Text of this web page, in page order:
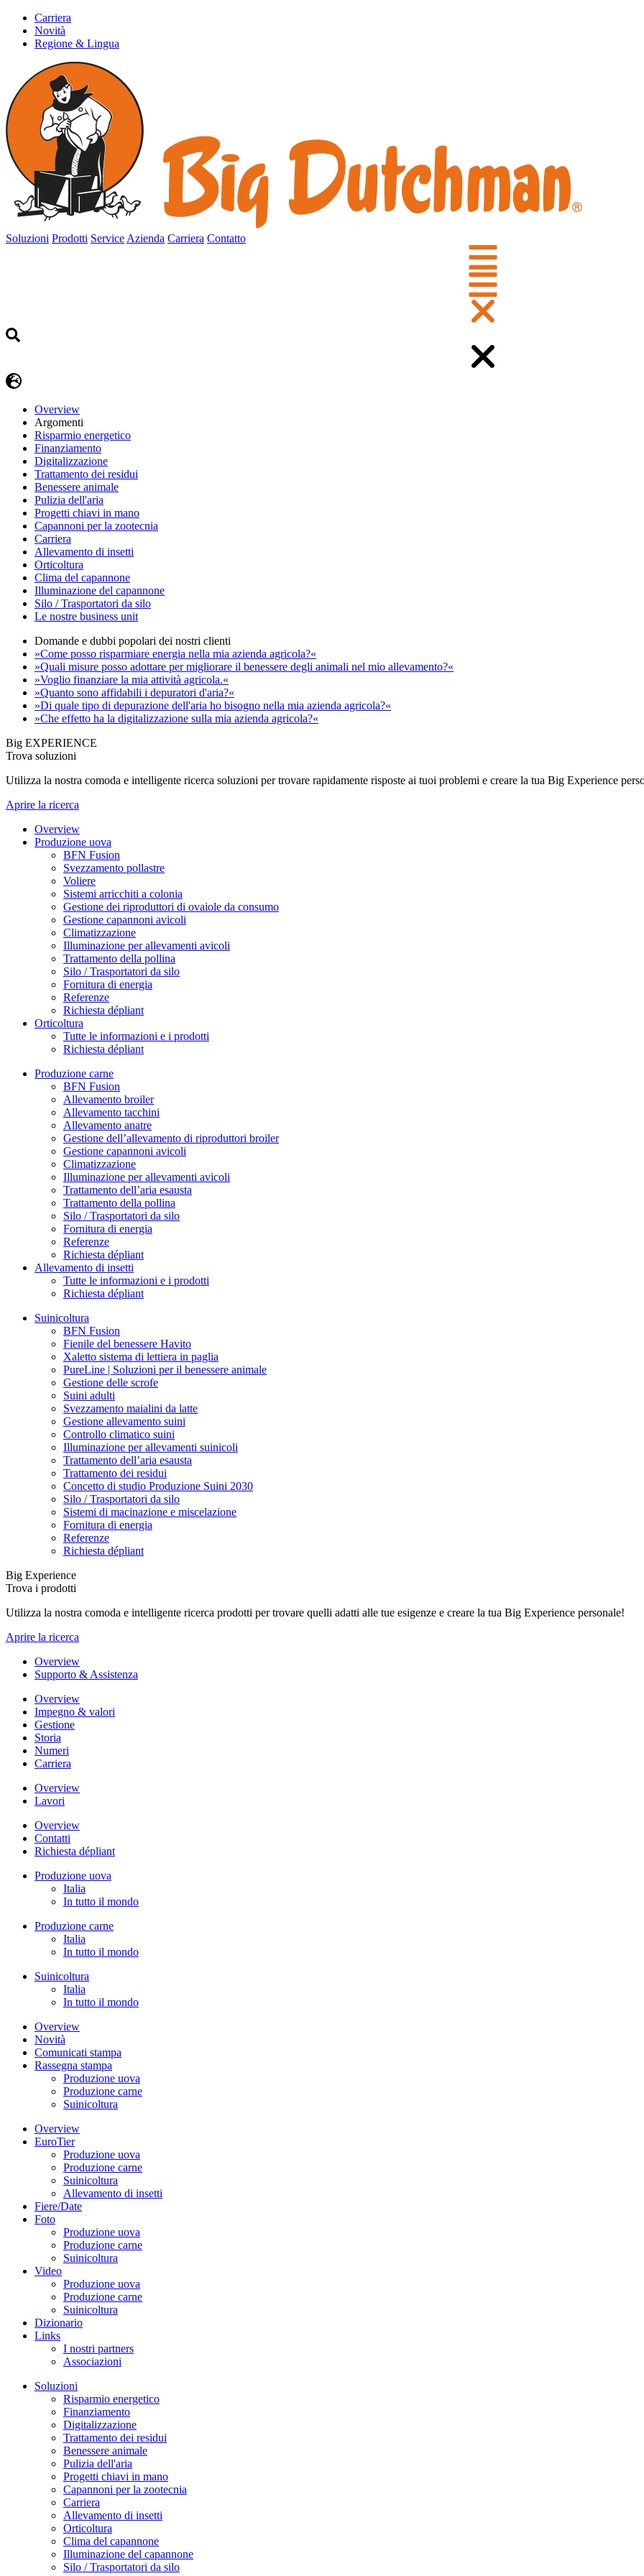
Carriera
Novità
Regione & Lingua
Soluzioni Prodotti Service Azienda Carriera Contatto
Overview
Argomenti
Risparmio energetico
Finanziamento
Digitalizzazione
Trattamento dei residui
Benessere animale
Pulizia dell'aria
Progetti chiavi in mano
Capannoni per la zootecnia
Carriera
Allevamento di insetti
Orticoltura
Clima del capannone
Illuminazione del capannone
Silo / Trasportatori da silo
Le nostre business unit
Domande e dubbi popolari dei nostri clienti
»Come posso risparmiare energia nella mia azienda agricola?«
»Quali misure posso adottare per migliorare il benessere degli animali nel mio allevamento?«
»Voglio finanziare la mia attività agricola.«
»Quanto sono affidabili i depuratori d'aria?«
»Di quale tipo di depurazione dell'aria ho bisogno nella mia azienda agricola?«
»Che effetto ha la digitalizzazione sulla mia azienda agricola?«
Big EXPERIENCE
Trova soluzioni
Utilizza la nostra comoda e intelligente ricerca soluzioni per trovare rapidamente risposte ai tuoi problemi e creare la tua Big Experience
Aprire la ricerca
Overview
Produzione uova
BFN Fusion
Svezzamento pollastre
Voliere
Sistemi arricchiti a colonia
Gestione dei riproduttori di ovaiole da consumo
Gestione capannoni avicoli
Climatizzazione
Illuminazione per allevamenti avicoli
Trattamento della pollina
Silo / Trasportatori da silo
Fornitura di energia
Referenze
Richiesta dépliant
Orticoltura
Tutte le informazioni e i prodotti
Richiesta dépliant
Produzione carne
BFN Fusion
Allevamento broiler
Allevamento tacchini
Allevamento anatre
Gestione dell’allevamento di riproduttori broiler
Gestione capannoni avicoli
Climatizzazione
Illuminazione per allevamenti avicoli
Trattamento dell’aria esausta
Trattamento della pollina
Silo / Trasportatori da silo
Fornitura di energia
Referenze
Richiesta dépliant
Allevamento di insetti
Tutte le informazioni e i prodotti
Richiesta dépliant
Suinicoltura
BFN Fusion
Fienile del benessere Havito
Xaletto sistema di lettiera in paglia
PureLine | Soluzioni per il benessere animale
Gestione delle scrofe
Suini adulti
Svezzamento maialini da latte
Gestione allevamento suini
Controllo climatico suini
Illuminazione per allevamenti suinicoli
Trattamento dell’aria esausta
Trattamento dei residui
Concetto di studio Produzione Suini 2030
Silo / Trasportatori da silo
Sistemi di macinazione e miscelazione
Fornitura di energia
Referenze
Richiesta dépliant
Big Experience
Trova i prodotti
Utilizza la nostra comoda e intelligente ricerca prodotti per trovare quelli adatti alle tue esigenze e creare la tua Big Experience personale!
Aprire la ricerca
Overview
Supporto & Assistenza
Overview
Impegno & valori
Gestione
Storia
Numeri
Carriera
Overview
Lavori
Overview
Contatti
Richiesta dépliant
Produzione uova
Italia
In tutto il mondo
Produzione carne
Italia
In tutto il mondo
Suinicoltura
Italia
In tutto il mondo
Overview
Novità
Comunicati stampa
Rassegna stampa
Produzione uova
Produzione carne
Suinicoltura
Overview
EuroTier
Produzione uova
Produzione carne
Suinicoltura
Allevamento di insetti
Fiere/Date
Foto
Produzione uova
Produzione carne
Suinicoltura
Video
Produzione uova
Produzione carne
Suinicoltura
Dizionario
Links
I nostri partners
Associazioni
Soluzioni
Risparmio energetico
Finanziamento
Digitalizzazione
Trattamento dei residui
Benessere animale
Pulizia dell'aria
Progetti chiavi in mano
Capannoni per la zootecnia
Carriera
Allevamento di insetti
Orticoltura
Clima del capannone
Illuminazione del capannone
Silo / Trasportatori da silo